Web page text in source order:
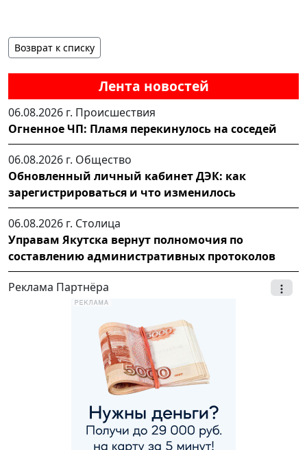
Лента новостей
06.08.2026 г. Происшествия
Огненное ЧП: Пламя перекинулось на соседей
06.08.2026 г. Общество
Обновленный личный кабинет ДЭК: как
зарегистрироваться и что изменилось
06.08.2026 г. Столица
Управам Якутска вернут полномочия по
составлению административных протоколов
Реклама Партнёра
Возврат к списку